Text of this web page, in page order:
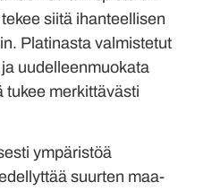
siitä ihanteellisen
Platinasta valmistetut
uudelleenmuokata
tukee merkittävästi
ympäristöä
suurten maa-